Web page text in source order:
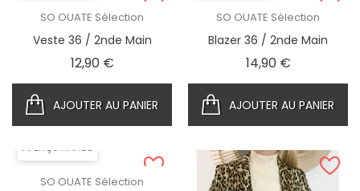
SO OUATE Sélection
Veste 36 / 2nde Main
12,90 €Prix
AJOUTER AU PANIER
SO OUATE Sélection
Blazer 36 / 2nde Main
14,90 €Prix
AJOUTER AU PANIER
APERÇU RAPIDE
SO OUATE Sélection